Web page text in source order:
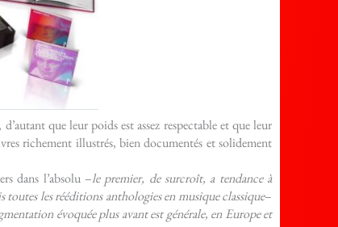
que leur poids est assez respectable et que leur
richement illustrés, bien documentés et solidement
dans l’absolu –le premier, de surcroît, a tendance à
toutes les rééditions anthologies en musique classique–
évoquée plus avant est générale, en Europe et